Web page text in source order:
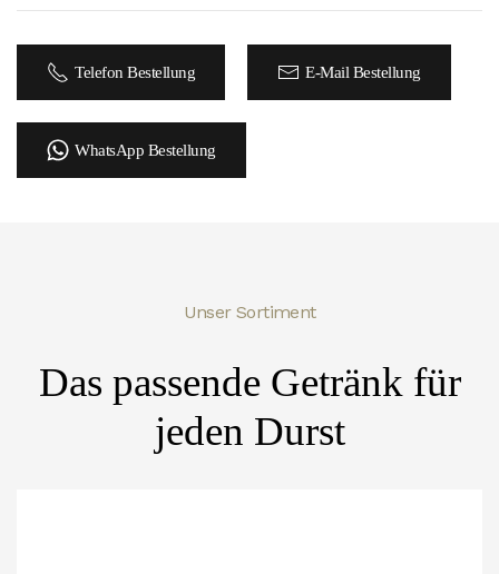
Telefon Bestellung E-Mail Bestellung
WhatsApp Bestellung
Unser Sortiment
Das passende Getränk für
jeden Durst